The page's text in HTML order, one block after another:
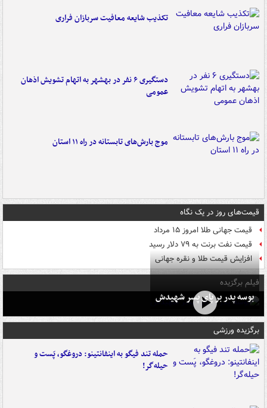
تکذیب شایعه معافیت سربازان فراری
دستگیری ۶ نفر در بهشهر به اتهام تشویش اذهان
عمومی
موج بارش‌های تابستانه در راه ۱۱ استان
قیمت‌های روز در یک نگاه
قیمت جهانی طلا امروز ۱۵ مرداد
قیمت نفت برنت به ۷۹ دلار رسید
افزایش قیمت طلا و نقره جهانی
فیلم برگزیده
بوسه‌ پدر بر پای پسر شهیدش
برگزیده ورزشی
حمله تند فیگو به اینفانتینو: دروغگو، پَست‌ و
حیله‌گر!